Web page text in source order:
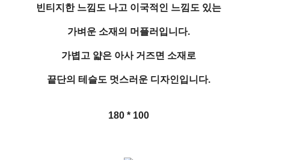
빈티지한 느낌도 나고 이국적인 느낌도 있는
가벼운 소재의 머플러입니다.
가볍고 얇은 아사 거즈면 소재로
끝단의 테슬도 멋스러운 디자인입니다.
180 * 100